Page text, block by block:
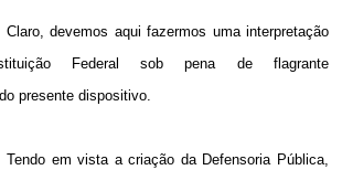
Claro, devemos aqui fazermos uma interpretação
Federal sob pena de flagrante
presente dispositivo.
Tendo em vista a criação da Defensoria Pública,